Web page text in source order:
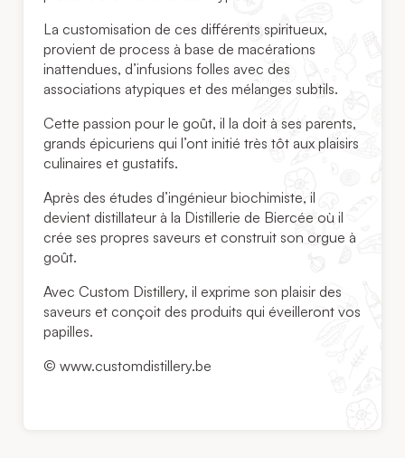
La customisation de ces différents spiritueux,
provient de process à base de macérations
inattendues, d’infusions folles avec des
associations atypiques et des mélanges subtils.
Cette passion pour le goût, il la doit à ses parents,
grands épicuriens qui l’ont initié très tôt aux plaisirs
culinaires et gustatifs.
Après des études d’ingénieur biochimiste, il
devient distillateur à la Distillerie de Biercée où il
crée ses propres saveurs et construit son orgue à
goût.
Avec Custom Distillery, il exprime son plaisir des
saveurs et conçoit des produits qui éveilleront vos
papilles.
© www.customdistillery.be